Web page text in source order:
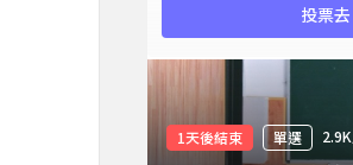
投票去
1天後結束 單選